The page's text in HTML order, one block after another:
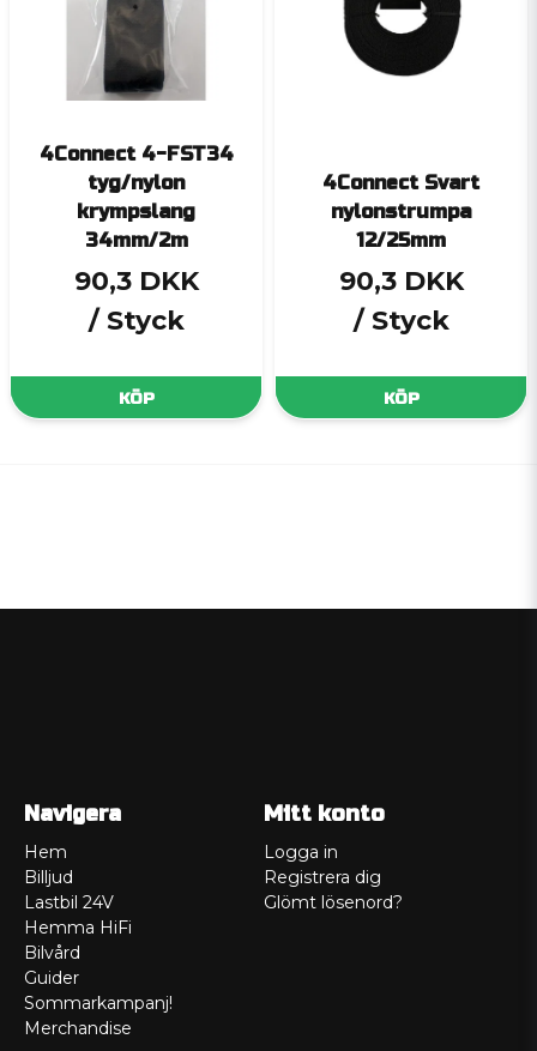
4Connect 4-FST34
tyg/nylon
krympslang
34mm/2m
90,3 DKK
/ Styck
KÖP
4Connect Svart
nylonstrumpa
12/25mm
90,3 DKK
/ Styck
KÖP
Navigera
Hem
Billjud
Lastbil 24V
Hemma HiFi
Bilvård
Guider
Sommarkampanj!
Merchandise
Mitt konto
Logga in
Registrera dig
Glömt lösenord?